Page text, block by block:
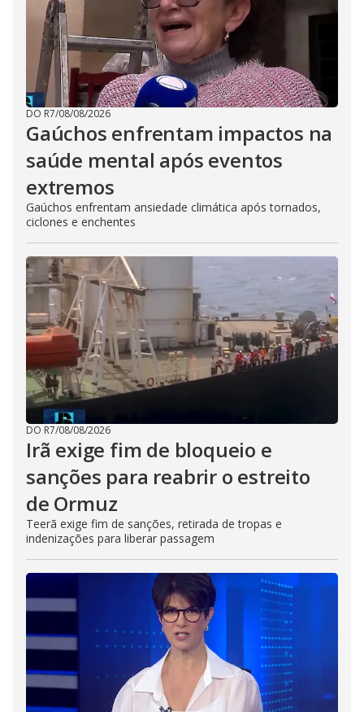
DO R7/08/08/2026
Gaúchos enfrentam impactos na
saúde mental após eventos
extremos
Gaúchos enfrentam ansiedade climática após tornados,
ciclones e enchentes
DO R7/08/08/2026
Irã exige fim de bloqueio e
sanções para reabrir o estreito
de Ormuz
Teerã exige fim de sanções, retirada de tropas e
indenizações para liberar passagem